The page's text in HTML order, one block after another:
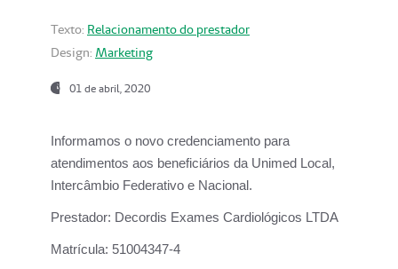
Texto: Relacionamento do prestador
Design: Marketing
01 de abril, 2020
Informamos o novo credenciamento para
atendimentos aos beneficiários da Unimed Local,
Intercâmbio Federativo e Nacional.
Prestador: Decordis Exames Cardiológicos LTDA
Matrícula: 51004347-4